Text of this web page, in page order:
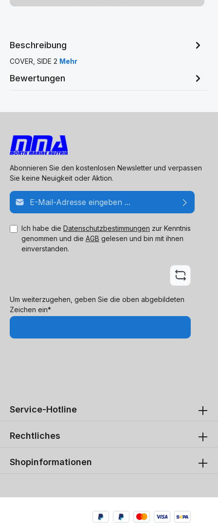
Beschreibung
COVER, SIDE 2 Mehr
Bewertungen
Abonnieren Sie den kostenlosen Newsletter und verpassen
Sie keine Neuigkeit oder Aktion.
E-Mail-Adresse*
Ich habe die Datenschutzbestimmungen zur Kenntnis
genommen und die AGB gelesen und bin mit ihnen
einverstanden.
Um weiterzugehen, geben Sie die oben abgebildeten
Zeichen ein*
Service-Hotline
Rechtliches
Shopinformationen